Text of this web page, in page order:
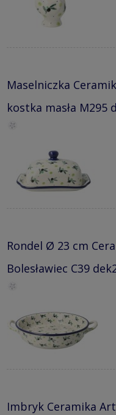
Maselniczka
kostka masła M295
Rondel Ø 23 cm
Bolesławiec C39
Imbryk Ceramika